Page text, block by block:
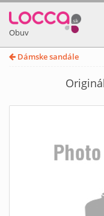
Obuv
Dámske sandále